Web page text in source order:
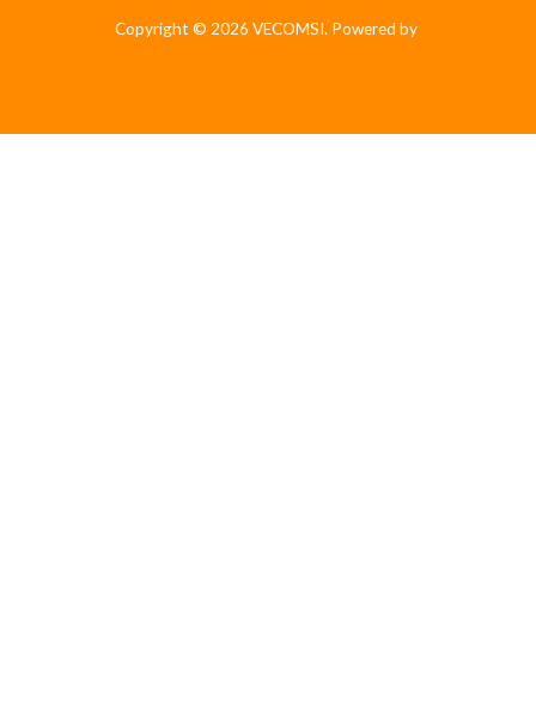
Copyright © 2026 VECOMSI. Powered by